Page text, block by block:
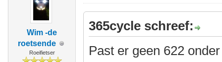
Wim -de
roetsende
Roeifietser
365cycle schreef:
Past er geen 622